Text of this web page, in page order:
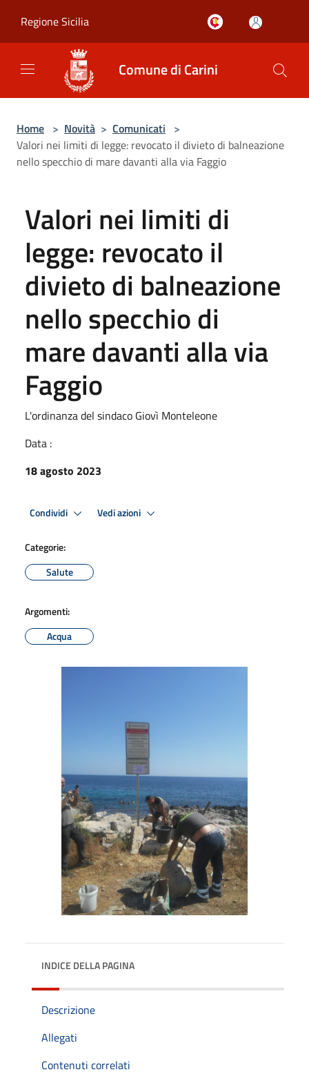
Regione Sicilia
Comune di Carini
Home > Novità > Comunicati >
Valori nei limiti di legge: revocato il divieto di balneazione
nello specchio di mare davanti alla via Faggio
Valori nei limiti di
legge: revocato il
divieto di balneazione
nello specchio di
mare davanti alla via
Faggio
L'ordinanza del sindaco Giovì Monteleone
Data :
18 agosto 2023
Condividi Vedi azioni
Categorie:
Salute
Argomenti:
Acqua
INDICE DELLA PAGINA
Descrizione
Allegati
Contenuti correlati